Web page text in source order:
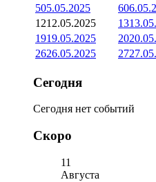
505.05.2025 6
1212.05.2025 13
1919.05.2025 20
2626.05.2025 27
Сегодня
Сегодня нет событий
Скоро
11
Августа